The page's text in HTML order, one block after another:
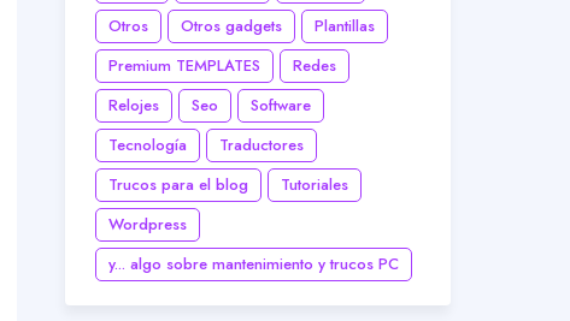
Otros
Otros gadgets
Plantillas
Premium TEMPLATES
Redes
Relojes
Seo
Software
Tecnología
Traductores
Trucos para el blog
Tutoriales
Wordpress
y... algo sobre mantenimiento y trucos PC